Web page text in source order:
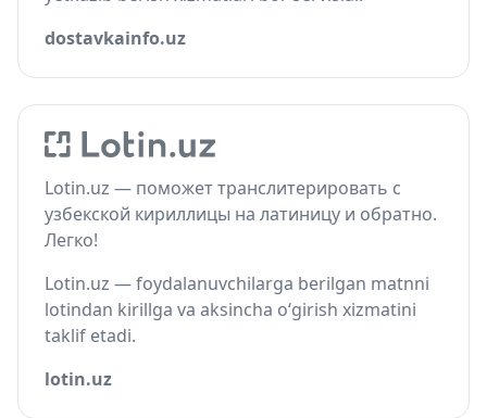
dostavkainfo.uz
Lotin.uz — поможет транслитерировать с
узбекской кириллицы на латиницу и обратно.
Легко!
Lotin.uz — foydalanuvchilarga berilgan matnni
lotindan kirillga va aksincha o‘girish xizmatini
taklif etadi.
lotin.uz